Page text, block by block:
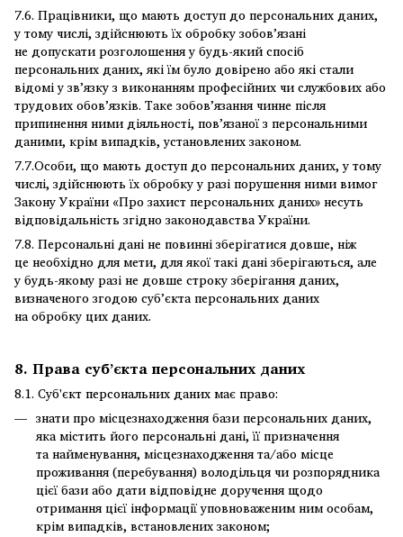
7.6. Працівники, що мають доступ до персональних даних,
у тому числі, здійснюють їх обробку зобов’язані
не допускати розголошення у будь-який спосіб
персональних даних, які їм було довірено або які стали
відомі у зв’язку з виконанням професійних чи службових або
трудових обов’язків. Таке зобов’язання чинне після
припинення ними діяльності, пов’язаної з персональними
даними, крім випадків, установлених законом.
7.7.Особи, що мають доступ до персональних даних, у тому
числі, здійснюють їх обробку у разі порушення ними вимог
Закону України «Про захист персональних даних» несуть
відповідальність згідно законодавства України.
7.8. Персональні дані не повинні зберігатися довше, ніж
це необхідно для мети, для якої такі дані зберігаються, але
у будь-якому разі не довше строку зберігання даних,
визначеного згодою суб’єкта персональних даних
на обробку цих даних.
8. Права суб’єкта персональних даних
8.1. Суб'єкт персональних даних має право:
знати про місцезнаходження бази персональних даних,
яка містить його персональні дані, її призначення
та найменування, місцезнаходження та/або місце
проживання (перебування) володільця чи розпорядника
цієї бази або дати відповідне доручення щодо
отримання цієї інформації уповноваженим ним особам,
крім випадків, встановлених законом;